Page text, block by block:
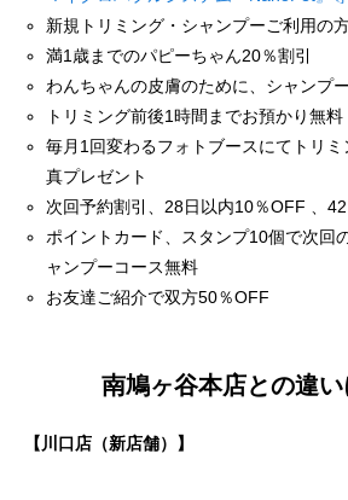
新規トリミング・シャンプーご利用の
満1歳までのパピーちゃん20％割引
わんちゃんの皮膚のために、シャンプ
トリミング前後1時間までお預かり無料
毎月1回変わるフォトブースにてトリ
真プレゼント
次回予約割引、28日以内10％OFF 、42
ポイントカード、スタンプ10個で次回
ャンプーコース無料
お友達ご紹介で双方50％OFF
南鳩ヶ谷本店との違
【川口店（新店舗）】